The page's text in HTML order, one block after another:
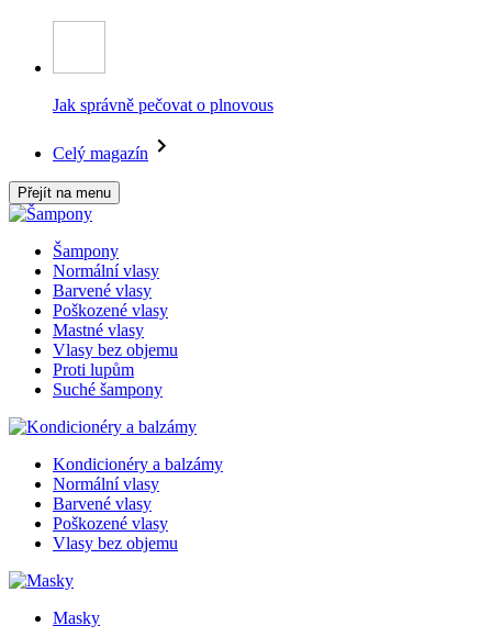
Jak správně pečovat o plnovous
Celý magazín
Přejít na menu
Šampony
Normální vlasy
Barvené vlasy
Poškozené vlasy
Mastné vlasy
Vlasy bez objemu
Proti lupům
Suché šampony
Kondicionéry a balzámy
Normální vlasy
Barvené vlasy
Poškozené vlasy
Vlasy bez objemu
Masky